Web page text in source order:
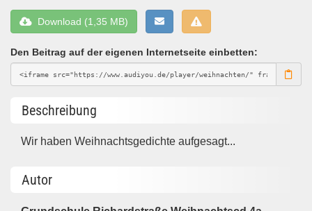
Download (1,35 MB)
Den Beitrag auf der eigenen Internetseite einbetten:
Beschreibung
Wir haben Weihnachtsgedichte aufgesagt...
Autor